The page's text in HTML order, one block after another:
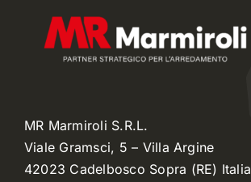
MR Marmiroli S.R.L.
Viale Gramsci, 5 – Villa Argine
42023 Cadelbosco Sopra (RE) Italia